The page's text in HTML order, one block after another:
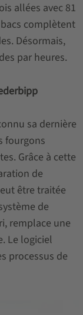
allées avec 81
complètent
Désormais,
par heures.
sa dernière
fourgons
Grâce à cette
de
être traitée
de
remplace une
Le logiciel
processus de